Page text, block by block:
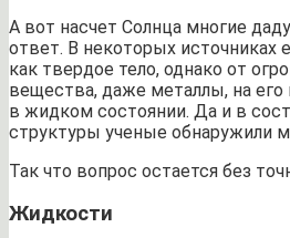
А вот насчет Солнца многие
ответ. В некоторых источниках
как твердое тело, однако от
вещества, даже металлы, на его
в жидком состоянии. Да и в
структуры ученые обнаружили
Так что вопрос остается без
Жидкости